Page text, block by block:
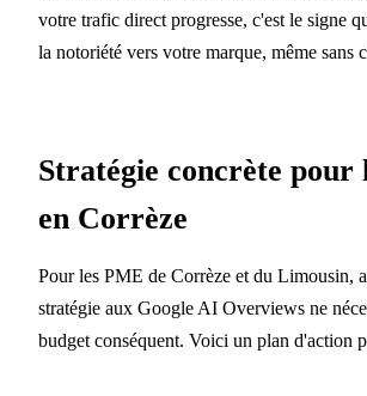
votre trafic direct progresse, c'est le signe
la notoriété vers votre marque, même sans
Stratégie concrète pour
en Corrèze
Pour les PME de Corrèze et du Limousin,
stratégie aux Google AI Overviews ne
budget conséquent. Voici un plan d'action